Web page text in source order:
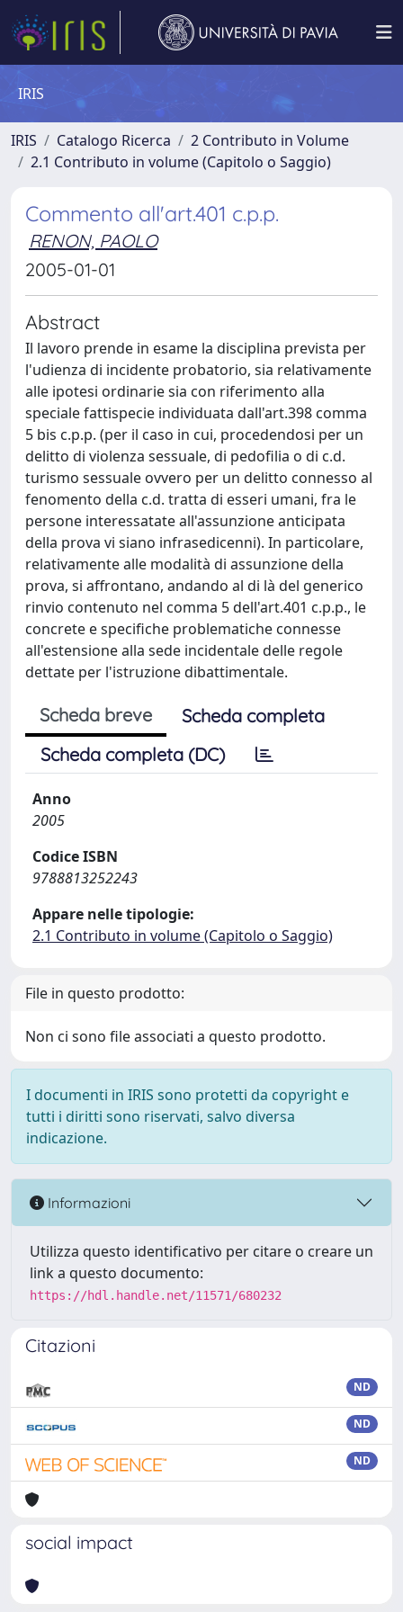
IRIS
IRIS Catalogo Ricerca
2 Contributo in Volume
2.1 Contributo in volume (Capitolo o Saggio)
Commento all'art.401 c.p.p.
RENON, PAOLO
2005-01-01
Abstract
Il lavoro prende in esame la disciplina prevista per
l'udienza di incidente probatorio, sia relativamente
alle ipotesi ordinarie sia con riferimento alla
speciale fattispecie individuata dall'art.398 comma
5 bis c.p.p. (per il caso in cui, procedendosi per un
delitto di violenza sessuale, di pedofilia o di c.d.
turismo sessuale ovvero per un delitto connesso al
fenomento della c.d. tratta di esseri umani, fra le
persone interessatate all'assunzione anticipata
della prova vi siano infrasedicenni). In particolare,
relativamente alle modalità di assunzione della
prova, si affrontano, andando al di là del generico
rinvio contenuto nel comma 5 dell'art.401 c.p.p., le
concrete e specifiche problematiche connesse
all'estensione alla sede incidentale delle regole
dettate per l'istruzione dibattimentale.
Scheda breve
Scheda completa
Scheda completa (DC)
Anno
2005
Codice ISBN
9788813252243
Appare nelle tipologie:
2.1 Contributo in volume (Capitolo o Saggio)
File in questo prodotto:
Non ci sono file associati a questo prodotto.
I documenti in IRIS sono protetti da copyright e
tutti i diritti sono riservati, salvo diversa
indicazione.
Informazioni
Utilizza questo identificativo per citare o creare un
link a questo documento:
https://hdl.handle.net/11571/680232
Citazioni
ND
ND
ND
social impact